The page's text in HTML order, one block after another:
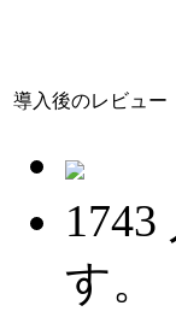
導入後のレビュー
1743
す。